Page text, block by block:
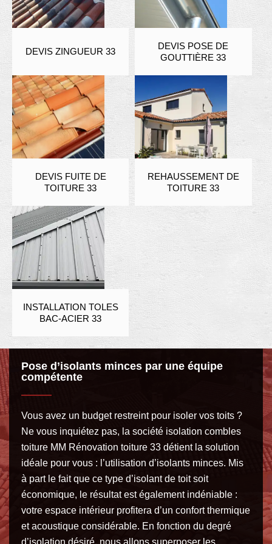
DEVIS ZINGUEUR 33
DEVIS POSE DE
GOUTTIÈRE 33
DEVIS FUITE DE
TOITURE 33
REHAUSSEMENT DE
TOITURE 33
INSTALLATION TOLES
BAC-ACIER 33
Pose d’isolants minces par une équipe
compétente
Vous avez un budget restreint pour isoler vos toits ?
Ne vous inquiétez pas, la société isolation combles
toiture MM Rénovation toiture 33 détient la solution
idéale pour vous : l’utilisation d’isolants minces. Mis
à part le fait que ce type d’isolant de toit soit
économique, le résultat est également indéniable :
votre espace intérieur profitera d’un confort thermique
et acoustique considérable. En fonction du degré
d’isolation désiré, nous allons superposer les